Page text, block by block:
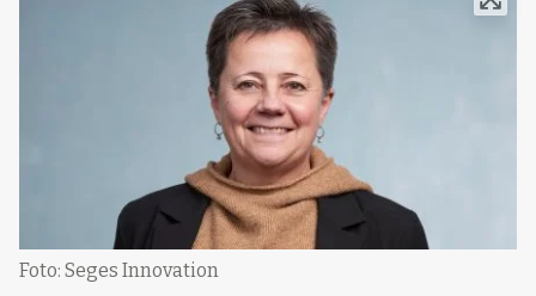
Foto: Seges Innovation